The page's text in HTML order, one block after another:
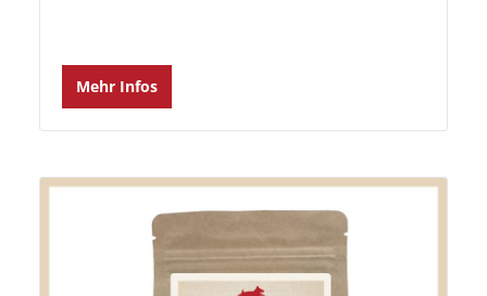
Mehr Infos